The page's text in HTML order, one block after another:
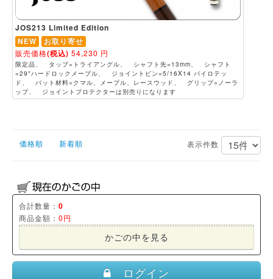
JOS213 Limited Edition
NEW
お取り寄せ
販売価格(税込) 54,230 円
限定品、 タップ=トライアングル、 シャフト先=13mm、 シャフト
=29"ハードロックメープル、 ジョイントピン=5/16X14 パイロテッ
ド、 バット材料=クマル、メープル、レースウッド、 グリップ=ノーラ
ップ、 ジョイントプロテクターは別売りになります
価格順 新着順 表示件数
合計数量： 0
商品金額： 0円
かごの中を見る
ログイン